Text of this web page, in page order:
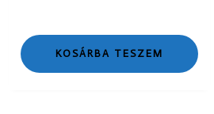
KOSÁRBA TESZEM